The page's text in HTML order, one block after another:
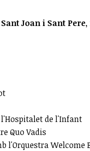
Sant Joan i Sant Pere,
l'Hospitalet de l'Infant
Quo Vadis
l'Orquestra Welcome